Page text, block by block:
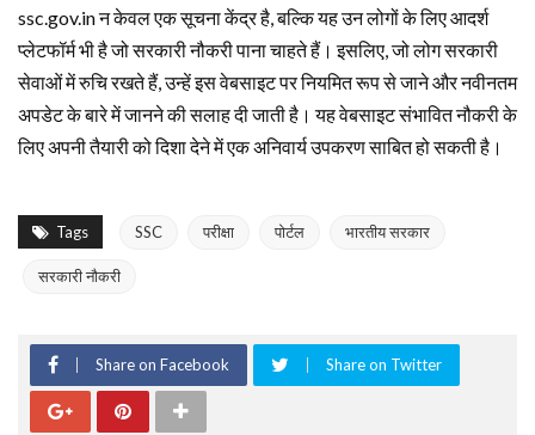
ssc.gov.in न केवल एक सूचना केंद्र है, बल्कि यह उन लोगों के लिए आदर्श
प्लेटफॉर्म भी है जो सरकारी नौकरी पाना चाहते हैं। इसलिए, जो लोग सरकारी
सेवाओं में रुचि रखते हैं, उन्हें इस वेबसाइट पर नियमित रूप से जाने और नवीनतम
अपडेट के बारे में जानने की सलाह दी जाती है। यह वेबसाइट संभावित नौकरी के
लिए अपनी तैयारी को दिशा देने में एक अनिवार्य उपकरण साबित हो सकती है।
Tags SSC परीक्षा पोर्टल भारतीय सरकार
सरकारी नौकरी
Share on Facebook Share on Twitter